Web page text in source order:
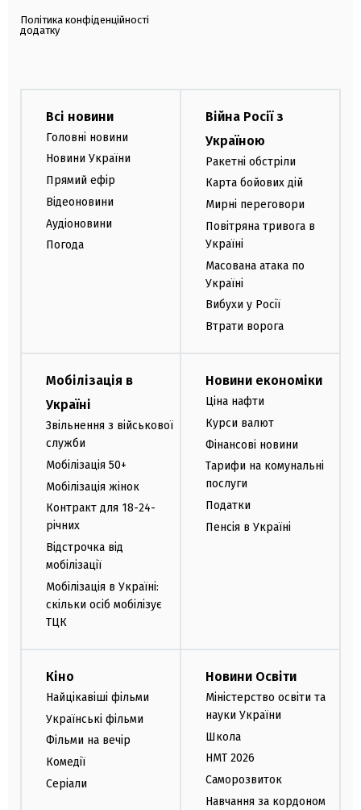
Політика конфіденційності
додатку
Всі новини
Головні новини
Новини України
Прямий ефір
Відеоновини
Аудіоновини
Погода
Війна Росії з
Україною
Ракетні обстріли
Карта бойових дій
Мирні переговори
Повітряна тривога в
Україні
Масована атака по
Україні
Вибухи у Росії
Втрати ворога
Мобілізація в
Україні
Звільнення з військової
служби
Мобілізація 50+
Мобілізація жінок
Контракт для 18-24-
річних
Відстрочка від
мобілізації
Мобілізація в Україні:
скільки осіб мобілізує
ТЦК
Новини економіки
Ціна нафти
Курси валют
Фінансові новини
Тарифи на комунальні
послуги
Податки
Пенсія в Україні
Кіно
Найцікавіші фільми
Українські фільми
Фільми на вечір
Комедії
Серіали
Новини Освіти
Міністерство освіти та
науки України
Школа
НМТ 2026
Саморозвиток
Навчання за кордоном